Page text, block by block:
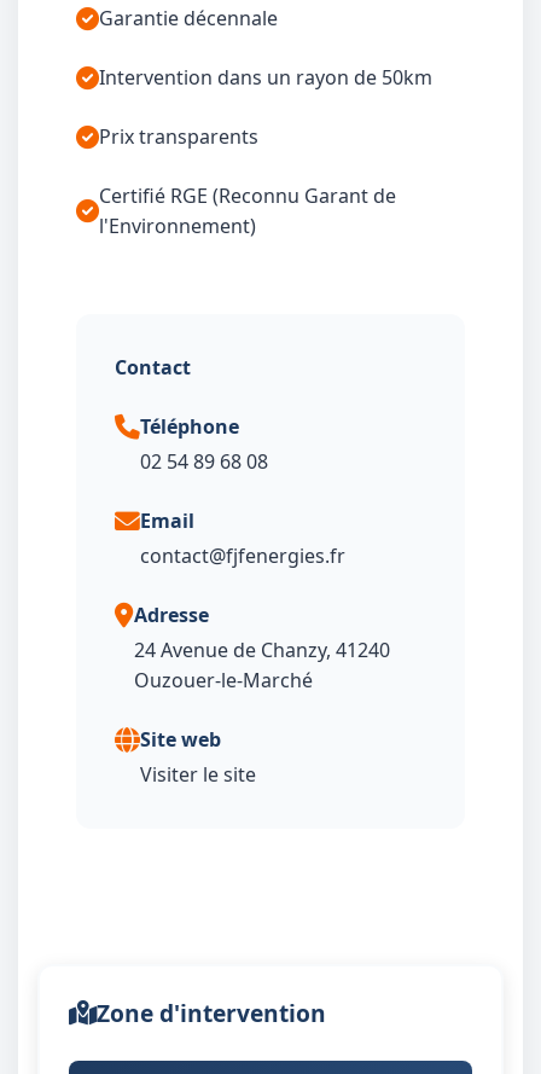
Garantie décennale
Intervention dans un rayon de 50km
Prix transparents
Certifié RGE (Reconnu Garant de
l'Environnement)
Contact
Téléphone
02 54 89 68 08
Email
contact@fjfenergies.fr
Adresse
24 Avenue de Chanzy, 41240
Ouzouer-le-Marché
Site web
Visiter le site
Zone d'intervention